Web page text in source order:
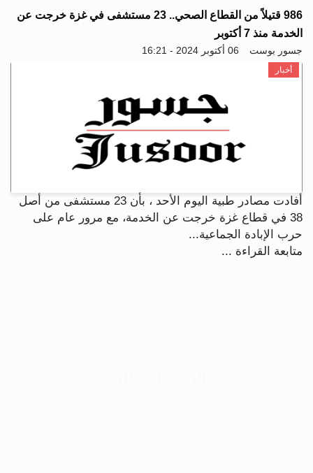
986 قتيلاً من القطاع الصحي.. 23 مستشفى في غزة خرجت عن
الخدمة منذ 7 أكتوبر
جسور بوست 06 أكتوبر 2024 - 16:21
أخبار
أفادت مصادر طبية اليوم الأحد ، بأن 23 مستشفى من أصل
38 في قطاع غزة خرجت عن الخدمة، مع مرور عام على
حرب الإبادة الجماعية...
متابعة القراءة ...